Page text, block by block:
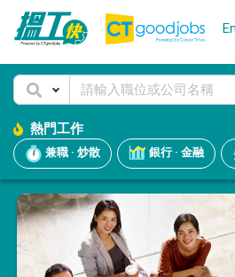
熱門工作
兼職 · 炒散 銀行 · 金融